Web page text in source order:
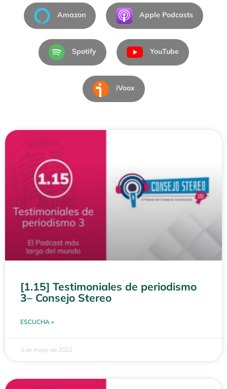
Amazon Apple Podcasts
Spotify YouTube
iVoox
[1.15] Testimoniales de periodismo
3– Consejo Stereo
ESCUCHA »
3 de mayo de 2022